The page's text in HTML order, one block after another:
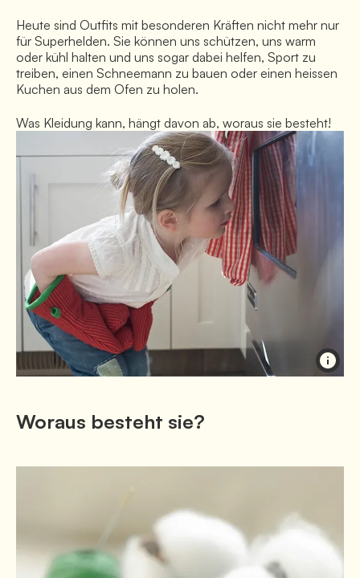
Heute sind Outfits mit besonderen Kräften nicht mehr nur
für Superhelden. Sie können uns schützen, uns warm
oder kühl halten und uns sogar dabei helfen, Sport zu
treiben, einen Schneemann zu bauen oder einen heissen
Kuchen aus dem Ofen zu holen.
Was Kleidung kann, hängt davon ab, woraus sie besteht!
Woraus besteht sie?